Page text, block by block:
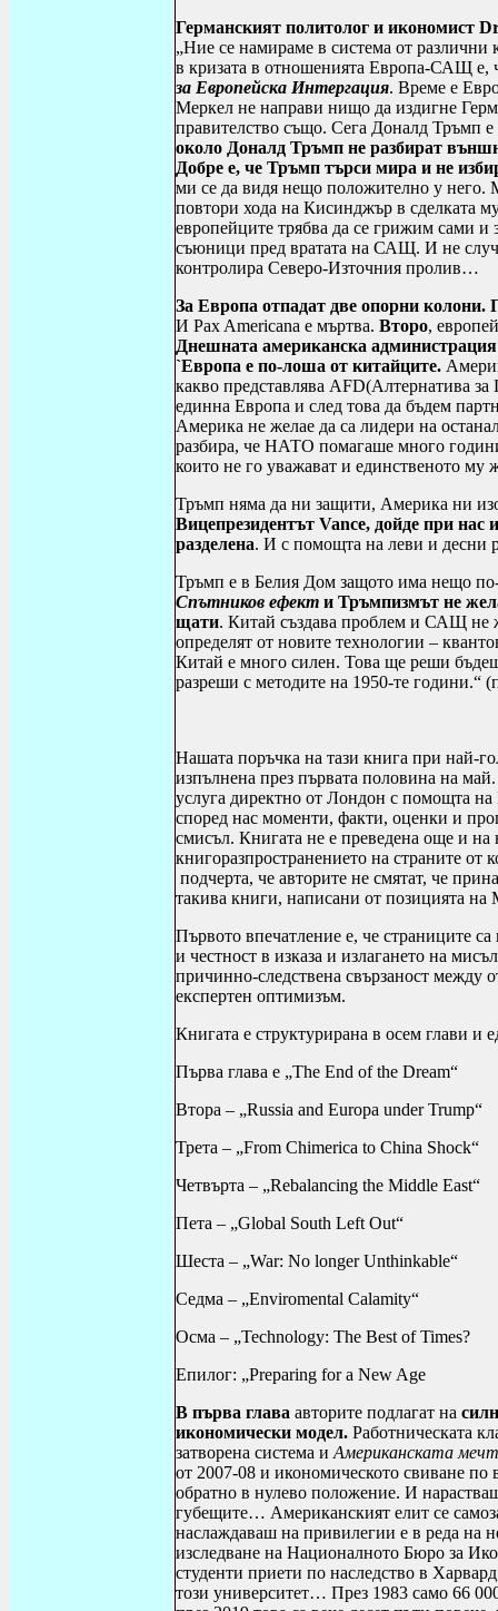
Германският политолог и икономист
„Ние се намираме в система от
в кризата в отношенията Европа-САЩ
за Европейска Интергация. Време е
Меркел не направи нищо да издигне
правителство също. Сега Доналд Тръмп
около Доналд Тръмп не разбират
Добре е, че Тръмп търси мира и не
ми се да видя нещо положително у него.
повтори хода на Кисинджър в сделката
европейците трябва да се грижим сами
съюници пред вратата на САЩ. И не
контролира Северо-Източния пролив…
За Европа отпадат две опорни колони.
И Pax Americana е мъртва. Второ,
Днешната американска
`Европа е по-лоша от китайците.
какво представлява AFD(Алтернатива за
единна Европа и след това да бъдем
Америка не желае да са лидери на
разбира, че НАТО помагаше много
които не го уважават и единственото
Тръмп няма да ни защити, Америка ни
Вицепрезидентът Vance, дойде при нас
разделена. И с помощта на леви и десни
Тръмп е в Белия Дом защото има нещо
Спътников ефект и Тръмпизмът не
щати. Китай създава проблем и САЩ не
определят от новите технологии –
Китай е много силен. Това ще реши
разреши с методите на 1950-те години.“ (
Нашата поръчка на тази книга при най-
изпълнена през първата половина на
услуга директно от Лондон с помощта на
според нас моменти, факти, оценки и
смисъл. Книгата не е преведена още и
книгоразпространението на страните
подчерта, че авторите не смятат, че
такива книги, написани от позицията на
Първото впечатление е, че страниците
и честност в изказа и излагането на
причинно-следствена свързаност между
експертен оптимизъм.
Книгата е структурирана в осем глави и
Първа глава е „The End of the Dream“
Втора – „Russia and Europa under Trump“
Трета – „From Chimerica to China Shock“
Четвърта – „Rebalancing the Middle East“
Пета – „Global South Left Out“
Шеста – „War: No longer Unthinkable“
Седма – „Enviromental Calamity“
Осма – „Technology: The Best of Times?
Епилог: „Preparing for a New Age
В първа глава авторите подлагат на
икономически модел. Работническата
затворена система и Американската
от 2007-08 и икономическото свиване
обратно в нулево положение. И
губещите… Американският елит се
наслаждаваш на привилегии е в реда на
изследване на Националното Бюро за
студенти приети по наследство в Харвард
този университет… През 1983 само 66